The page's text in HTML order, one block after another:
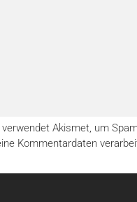
Akismet, um
Kommentardaten